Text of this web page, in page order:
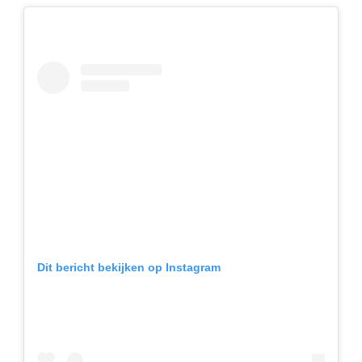
Dit bericht bekijken op Instagram